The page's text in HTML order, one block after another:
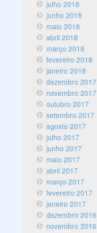
julho 2018
junho 2018
maio 2018
abril 2018
março 2018
fevereiro 2018
janeiro 2018
dezembro 2017
novembro 2017
outubro 2017
setembro 2017
agosto 2017
julho 2017
junho 2017
maio 2017
abril 2017
março 2017
fevereiro 2017
janeiro 2017
dezembro 2016
novembro 2016